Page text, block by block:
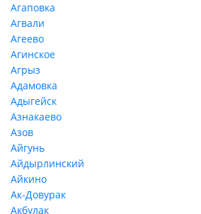
Агаповка
Агвали
Агеево
Агинское
Агрыз
Адамовка
Адыгейск
Азнакаево
Азов
Айгунь
Айдырлинский
Айкино
Ак-Довурак
Акбулак